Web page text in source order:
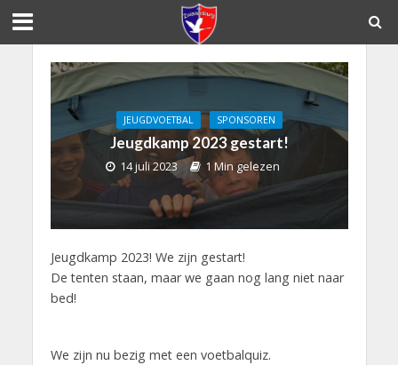
JEUGDVOETBAL SPONSOREN
Jeugdkamp 2023 gestart!
14 juli 2023 1 Min gelezen
Jeugdkamp 2023! We zijn gestart!
De tenten staan, maar we gaan nog lang niet naar
bed!
We zijn nu bezig met een voetbalquiz.